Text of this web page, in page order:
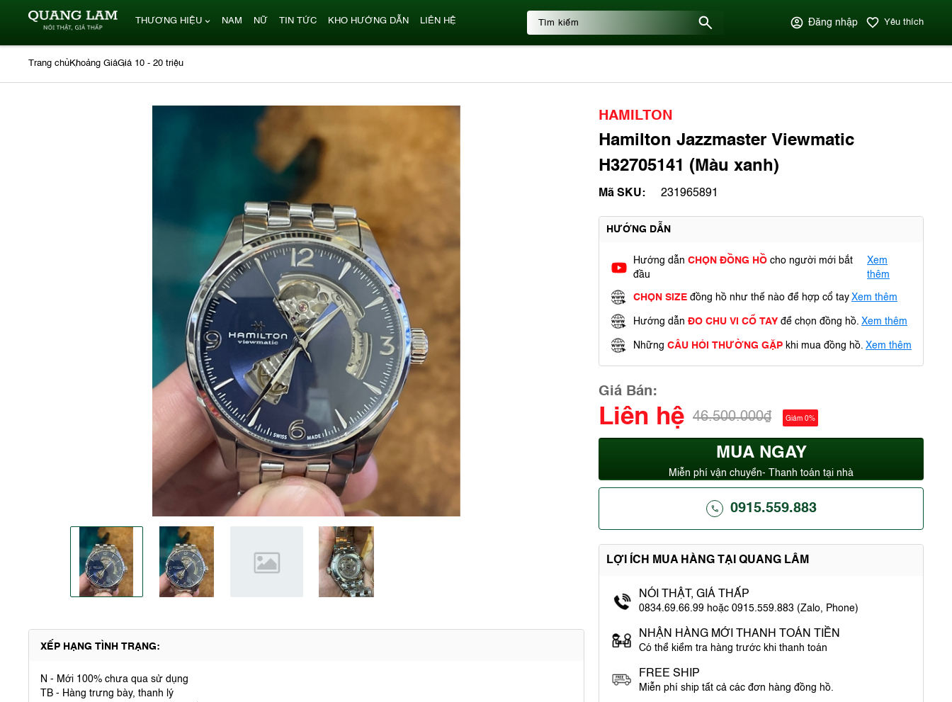
THƯƠNG HIỆU NAM NỮ TIN TỨC KHO HƯỚNG DẪN LIÊN HỆ Đăng nhập Yêu thích
Trang chủKhoảng GiáGiá 10 - 20 triệu
XẾP HẠNG TÌNH TRẠNG:
N - Mới 100% chưa qua sử dụng
TB - Hàng trưng bày, thanh lý
HAMILTON
Hamilton Jazzmaster Viewmatic
H32705141 (Màu xanh)
Mã SKU: 231965891
HƯỚNG DẪN
Hướng dẫn CHỌN ĐỒNG HỒ cho người mới bắt
đầu
Xem
thêm
CHỌN SIZE đồng hồ như thế nào để hợp cổ tay Xem thêm
Hướng dẫn ĐO CHU VI CỔ TAY để chọn đồng hồ. Xem thêm
Những CÂU HỎI THƯỜNG GẶP khi mua đồng hồ. Xem thêm
Giá Bán:
Liên hệ 46.500.000₫ Giảm 0%
MUA NGAY
Miễn phí vận chuyển- Thanh toán tại nhà
0915.559.883
LỢI ÍCH MUA HÀNG TẠI QUANG LÂM
NÓI THẬT, GIÁ THẤP
0834.69.66.99 hoặc 0915.559.883 (Zalo, Phone)
NHẬN HÀNG MỚI THANH TOÁN TIỀN
Có thể kiểm tra hàng trước khi thanh toán
FREE SHIP
Miễn phí ship tất cả các đơn hàng đồng hồ.